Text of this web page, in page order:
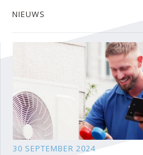
NIEUWS
30 SEPTEMBER 2024